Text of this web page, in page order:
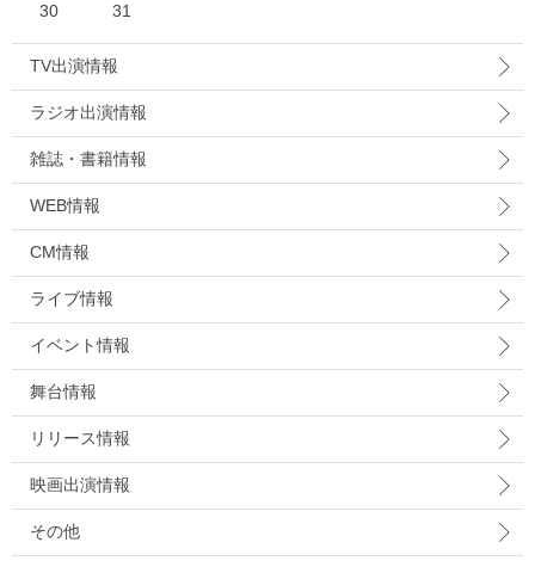
30 31
TV出演情報
ラジオ出演情報
雑誌・書籍情報
WEB情報
CM情報
ライブ情報
イベント情報
舞台情報
リリース情報
映画出演情報
その他